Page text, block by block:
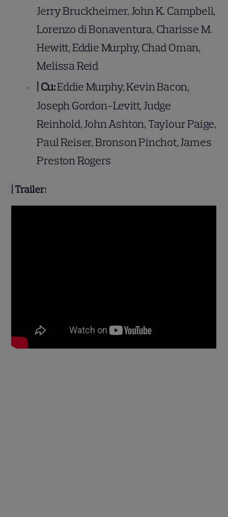
Jerry Bruckheimer, John K. Campbell,
Lorenzo di Bonaventura, Charisse M.
Hewitt, Eddie Murphy, Chad Oman,
Melissa Reid
Cu:Eddie Murphy, Kevin Bacon,
Joseph Gordon-Levitt, Judge
Reinhold, John Ashton, Taylour Paige,
Paul Reiser, Bronson Pinchot, James
Preston Rogers
Trailer: